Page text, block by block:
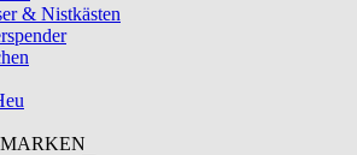
& Nistkästen